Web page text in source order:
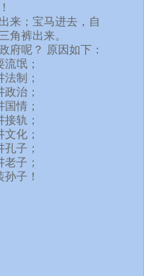
来；宝马进去，自
角裤出来。
府呢？ 原因如下：
氓；
制；
治；
情；
轨；
化；
子；
子；
子！